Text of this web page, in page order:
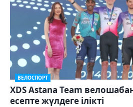
ВЕЛОСПОРТ
XDS Astana Team
есепте жүлдеге ілікті